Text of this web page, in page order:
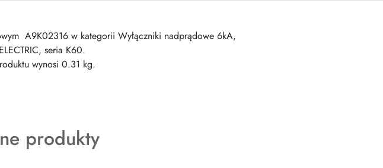
A9K02316 w kategorii Wyłączniki nadprądowe 6kA,
seria K60.
wynosi 0.31 kg.
produkty